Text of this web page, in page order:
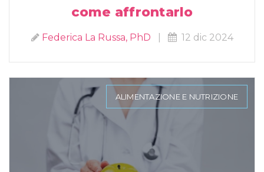
come affrontarlo
Federica La Russa, PhD 12 dic 2024
ALIMENTAZIONE E NUTRIZIONE